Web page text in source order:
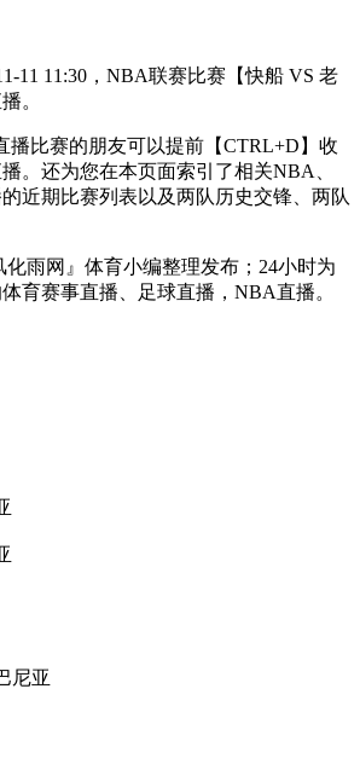
11 11:30，NBA联赛比赛【快船 VS 老
。
比赛的朋友可以提前【CTRL+D】收
。还为您在本页面索引了相关NBA、
近期比赛列表以及两队历史交锋、两队
雨网』体育小编整理发布；24小时为
育赛事直播、足球直播，NBA直播。
尼亚